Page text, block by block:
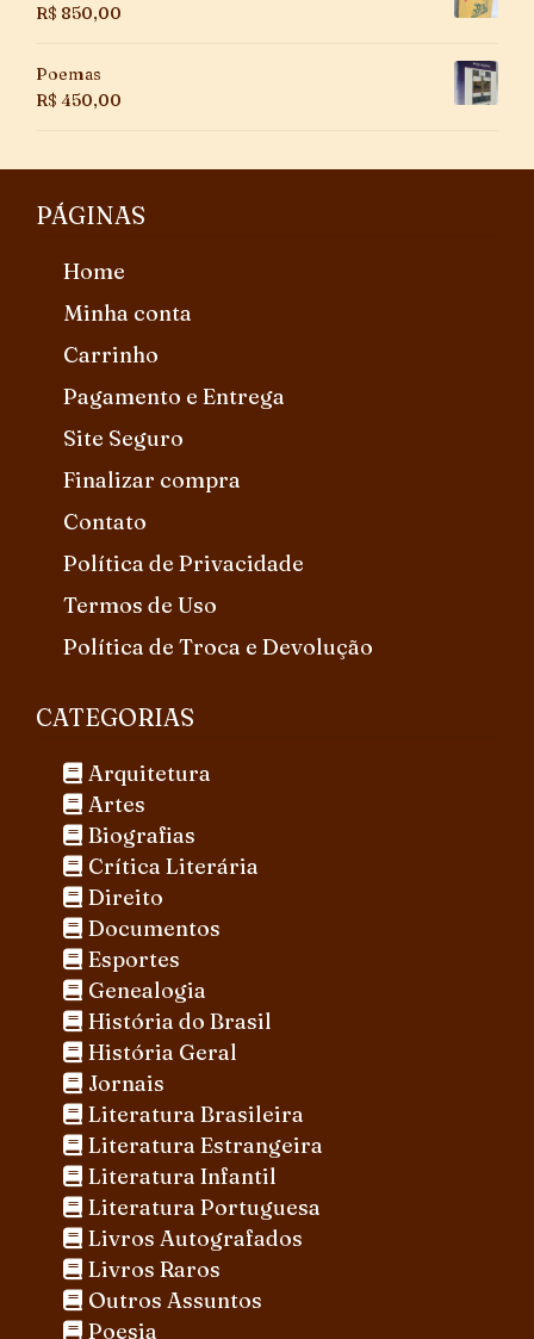
R$ 850,00
Poemas
R$ 450,00
PÁGINAS
Home
Minha conta
Carrinho
Pagamento e Entrega
Site Seguro
Finalizar compra
Contato
Política de Privacidade
Termos de Uso
Política de Troca e Devolução
CATEGORIAS
Arquitetura
Artes
Biografias
Crítica Literária
Direito
Documentos
Esportes
Genealogia
História do Brasil
História Geral
Jornais
Literatura Brasileira
Literatura Estrangeira
Literatura Infantil
Literatura Portuguesa
Livros Autografados
Livros Raros
Outros Assuntos
Poesia